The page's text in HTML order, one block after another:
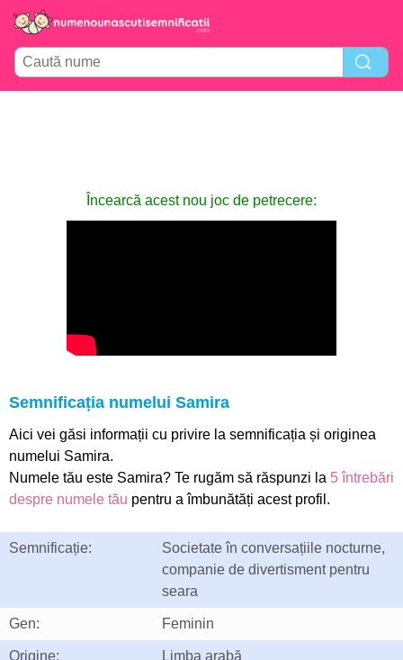
Încearcă acest nou joc de petrecere:
Semnificația numelui Samira
Aici vei găsi informații cu privire la semnificația și originea
numelui Samira.
Numele tău este Samira? Te rugăm să răspunzi la 5 întrebări
despre numele tău pentru a îmbunătăți acest profil.
Semnificație:
Societate în conversațiile nocturne,
companie de divertisment pentru
seara
Gen: Feminin
Origine: Limba arabă